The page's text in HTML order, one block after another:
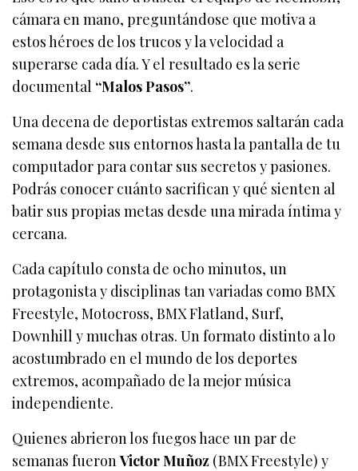
cámara en mano, preguntándose que motiva a
estos héroes de los trucos y la velocidad a
superarse cada día. Y el resultado es la serie
documental “Malos Pasos”.
Una decena de deportistas extremos saltarán cada
semana desde sus entornos hasta la pantalla de tu
computador para contar sus secretos y pasiones.
Podrás conocer cuánto sacrifican y qué sienten al
batir sus propias metas desde una mirada íntima y
cercana.
Cada capítulo consta de ocho minutos, un
protagonista y disciplinas tan variadas como BMX
Freestyle, Motocross, BMX Flatland, Surf,
Downhill y muchas otras. Un formato distinto a lo
acostumbrado en el mundo de los deportes
extremos, acompañado de la mejor música
independiente.
Quienes abrieron los fuegos hace un par de
semanas fueronVictor Muñoz (BMX Freestyle) y